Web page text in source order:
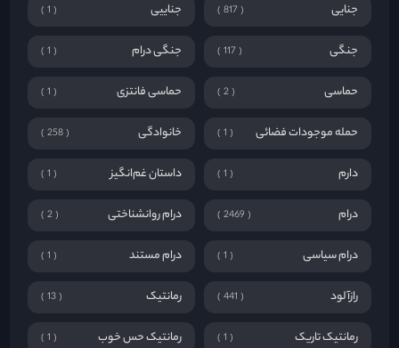
جنایی 817 جناییی 1
جنگی 117 جنگی درام 1
حماسی 2 حماسی فانتزی 1
حمله موجودات فضائی 1 خانوادگی 258
دارم 1 داستان غم‌انگیز 1
درام 2469 درام روانشناختی 2
درام سیاسی 1 درام مستند 1
رازآلود 441 رمانتیک 13
رمانتیک تاریک 1 رمانتیک حس خوب 1